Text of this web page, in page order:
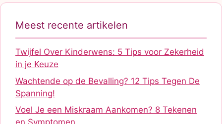
Meest recente artikelen
Twijfel Over Kinderwens: 5 Tips voor Zekerheid
in je Keuze
Wachtende op de Bevalling? 12 Tips Tegen De
Spanning!
Voel Je een Miskraam Aankomen? 8 Tekenen